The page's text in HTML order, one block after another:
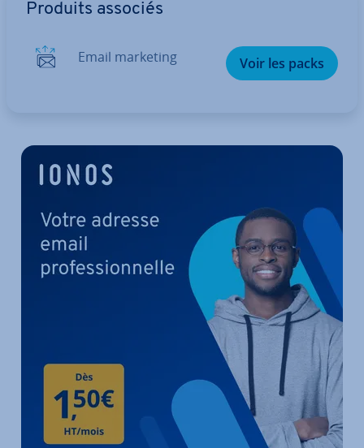
Produits associés
Email marketing Voir les packs